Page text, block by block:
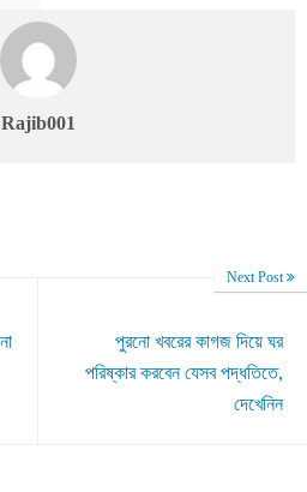
Rajib001
Next Post
পুরনো খবরের কাগজ দিয়ে ঘর
পরিষ্কার করবেন যেসব পদ্ধতিতে,
দেখেনিন